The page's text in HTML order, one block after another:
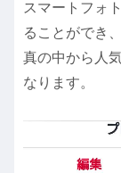
スマートフォ
ることができ
真の中から人
なります。